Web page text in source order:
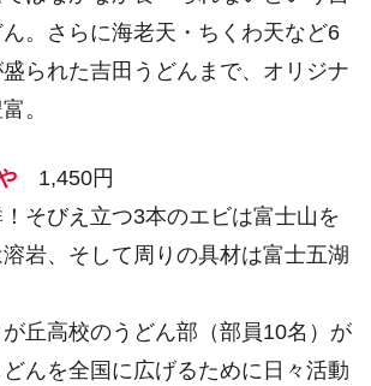
。さらに海老天・ちくわ天など6
られた吉田うどんまで、オリジナ
。
1,450円
そびえ立つ3本のエビは富士山を
岩、そして周りの具材は富士五湖
丘高校のうどん部（部員10名）が
んを全国に広げるために日々活動